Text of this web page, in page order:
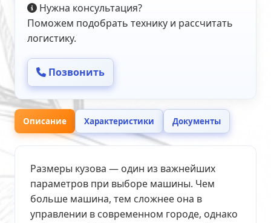
Нужна консультация?
Поможем подобрать технику и рассчитать
логистику.
Позвонить
Описание Характеристики Документы
Размеры кузова — один из важнейших
параметров при выборе машины. Чем
больше машина, тем сложнее она в
управлении в современном городе, однако